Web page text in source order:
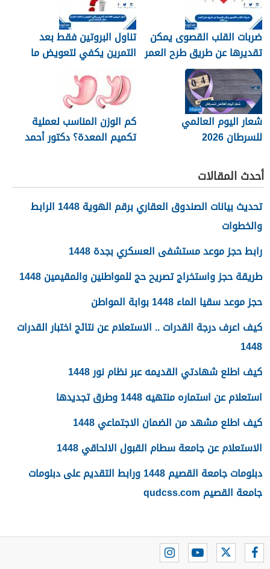
ضربات القلب القصوى يمكن
تقديرها عن طريق طرح العمر
من 220
تناول البروتين فقط بعد
التمرين يكفي لتعويض ما
البدني
شعار اليوم العالمي
للسرطان 2026
كم الوزن المناسب لعملية
تكميم المعدة؟ دكتور أحمد
أحدث المقالات
تحديث بيانات الصندوق العقاري برقم الهوية 1448 الرابط
والخطوات
رابط حجز موعد مستشفى العسكري بجدة 1448
طريقة حجز واستخراج تصريح حج للمواطنين والمقيمين 1448
حجز موعد سقيا الماء 1448 بوابة المواطن
كيف اعرف درجة القدرات .. الاستعلام عن نتائج اختبار القدرات
1448
كيف اطلع شهادتي القديمه عبر نظام نور 1448
استعلام عن استماره منتهيه 1448 وطرق تجديدها
كيف اطلع مشهد من الضمان الاجتماعي 1448
الاستعلام عن جامعة سطام القبول الالحاقي 1448
دبلومات جامعة القصيم 1448 ورابط التقديم على دبلومات
جامعة القصيم qudcss.com